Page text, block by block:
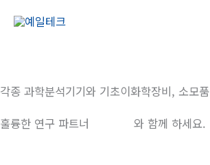
건
너
뛰
각종 과학분석기기와 기초이화학장비, 소모품
훌륭한 연구 파트너
와 함께 하세요.